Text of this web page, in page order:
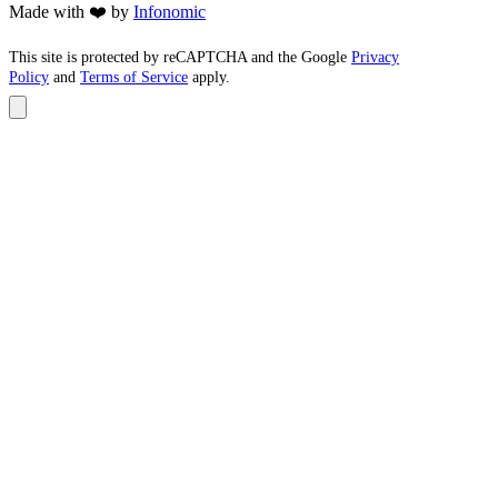
Made with ❤️ by Infonomic
This site is protected by reCAPTCHA and the Google Privacy
Policy and Terms of Service apply.